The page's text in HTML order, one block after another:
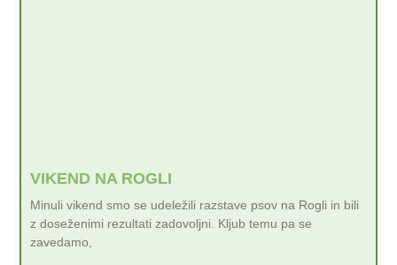
VIKEND NA ROGLI
Minuli vikend smo se udeležili razstave psov na Rogli in bili
z doseženimi rezultati zadovoljni. Kljub temu pa se
zavedamo,